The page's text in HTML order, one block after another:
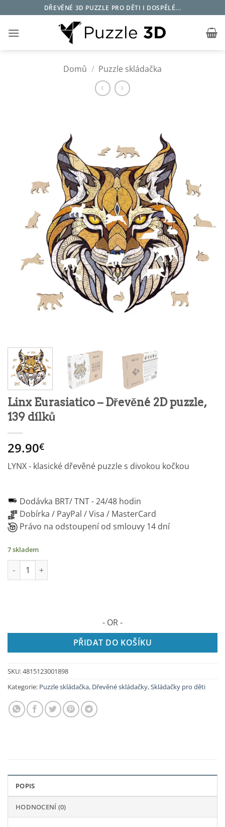
na
obsah
DŘEVĚNÉ 3D PUZZLE PRO DĚTI I DOSPĚLÉ...
Domů / Puzzle skládačka
Linx Eurasiatico – Dřevěné 2D puzzle,
139 dílků
29.90€
LYNX - klasické dřevěné puzzle s divokou kočkou
Dodávka BRT/ TNT -24/48 hodin
Dobírka / PayPal / Visa / MasterCard
Právo na odstoupení od smlouvy 14 dní
7 skladem
Linx Eurasie - 2D dřevěné puzzle, 139 dílků množství
- OR -
PŘIDAT DO KOŠÍKU
SKU:4815123001898
Kategorie: Puzzle skládačka, Dřevěné skládačky,Skládačky pro děti
POPIS
HODNOCENÍ (0)